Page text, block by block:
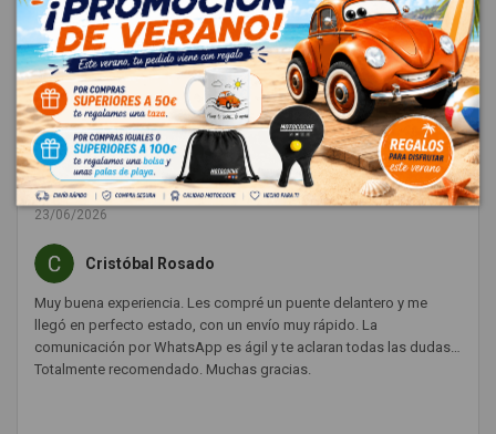
Dejar una reseña
★ ★ ★ ★ ★
23/06/2026
Cristóbal Rosado
Muy buena experiencia. Les compré un puente delantero y me
llegó en perfecto estado, con un envío muy rápido. La
comunicación por WhatsApp es ágil y te aclaran todas las dudas.
Totalmente recomendado. Muchas gracias.